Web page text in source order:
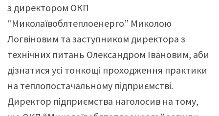
з директором ОКП
“Миколаївоблтеплоенерго” Миколою
Логвіновим та заступником директора з
технічних питань Олександром Івановим, аби
дізнатися усі тонкощі проходження практики
на теплопостачальному підприємстві.
Директор підприємства наголосив на тому,